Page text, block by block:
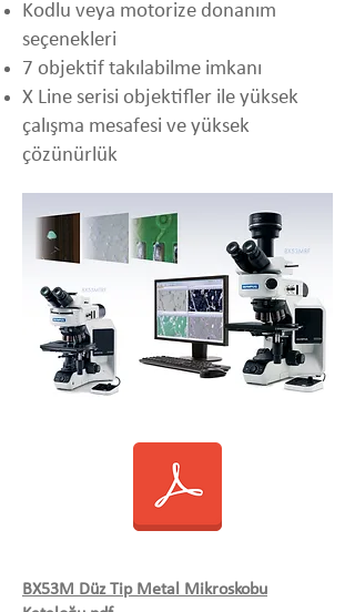
Kodlu veya motorize donanım
seçenekleri
7 objektif takılabilme imkanı
X Line serisi objektifler ile yüksek
çalışma mesafesi ve yüksek
çözünürlük
BX53M Düz Tip Metal Mikroskobu